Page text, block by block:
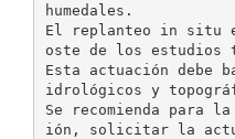
humedales.
El replanteo in situ
oste de los estudios
Esta actuación debe
idrológicos y
Se recomienda para
ión, solicitar la